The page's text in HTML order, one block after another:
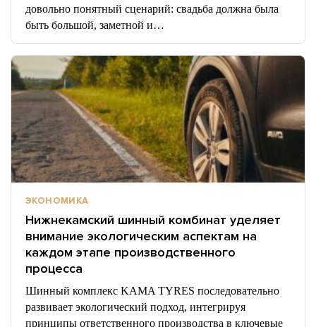
довольно понятный сценарий: свадьба должна была
быть большой, заметной и…
ЭКОНОМИКА
Нижнекамский шинный комбинат уделяет
внимание экологическим аспектам на
каждом этапе производственного
процесса
Шинный комплекс KAMA TYRES последовательно
развивает экологический подход, интегрируя
принципы ответственного производства в ключевые